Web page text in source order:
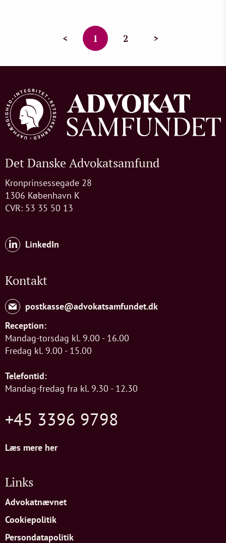
< 1 2 >
Det Danske Advokatsamfund
Kronprinsessegade 28
1306 København K
CVR: 53 35 50 13
LinkedIn
Kontakt
postkasse@advokatsamfundet.dk
Reception:
Mandag-torsdag kl. 9.00 - 16.00
Fredag kl. 9.00 - 15.00
Telefontid:
Mandag-fredag fra kl. 9.30 - 12.30
+45 3396 9798
Læs mere her
Links
Advokatnævnet
Cookiepolitik
Persondatapolitik